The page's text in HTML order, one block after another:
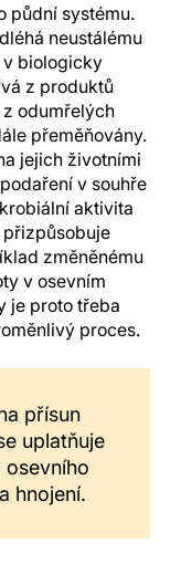
půdní systému.
neustálému
v biologicky
z produktů
odumřelých
přeměňovány.
jejich životními
v souhře
aktivita
změněnému
v osevním
je proto třeba
proces.
přísun
uplatňuje
hnojení.